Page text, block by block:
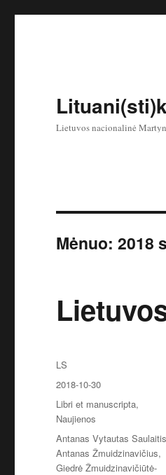
Lietuvos nacionalinė
Mėnuo:2018
Autorius
LS
Paskelbta
2018-10-30
Kategorijos
Libri et manuscripta,
Naujienos
Žymos
Antanas Vytautas Saulaitis
Antanas Žmuidzinavičius,
Giedrė Žmuidzinavičiūtė-